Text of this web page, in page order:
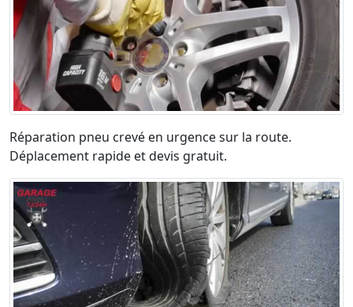
Réparation pneu crevé en urgence sur la route.
Déplacement rapide et devis gratuit.